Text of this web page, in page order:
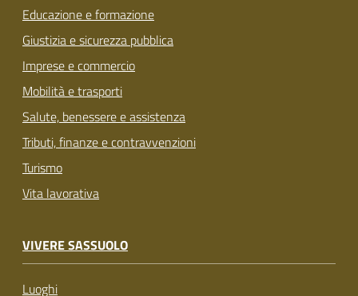
Educazione e formazione
Giustizia e sicurezza pubblica
Imprese e commercio
Mobilità e trasporti
Salute, benessere e assistenza
Tributi, finanze e contravvenzioni
Turismo
Vita lavorativa
VIVERE SASSUOLO
Luoghi